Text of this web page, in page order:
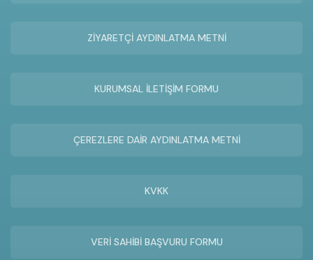
ZİYARETÇİ AYDINLATMA METNİ
KURUMSAL İLETİŞİM FORMU
ÇEREZLERE DAİR AYDINLATMA METNİ
KVKK
VERİ SAHİBİ BAŞVURU FORMU